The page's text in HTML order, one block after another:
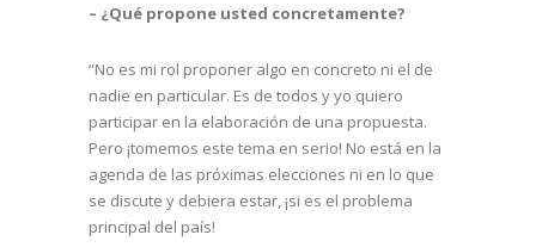
– ¿Qué propone usted concretamente?
“No es mi rol proponer algo en concreto ni el de
nadie en particular. Es de todos y yo quiero
participar en la elaboración de una propuesta.
Pero ¡tomemos este tema en serio! No está en la
agenda de las próximas elecciones ni en lo que
se discute y debiera estar, ¡si es el problema
principal del país!